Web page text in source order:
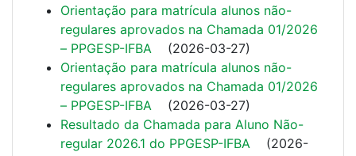
Orientação para matrícula alunos não-
regulares aprovados na Chamada 01/2026
– PPGESP-IFBA (2026-03-27)
Orientação para matrícula alunos não-
regulares aprovados na Chamada 01/2026
– PPGESP-IFBA (2026-03-27)
Resultado da Chamada para Aluno Não-
regular 2026.1 do PPGESP-IFBA (2026-